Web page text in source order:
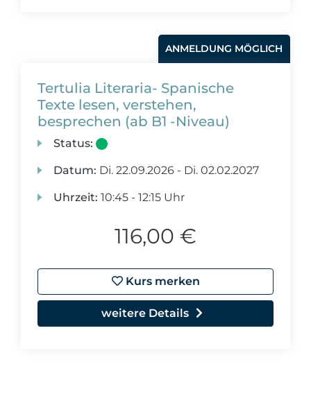
ANMELDUNG MÖGLICH
Tertulia Literaria- Spanische
Texte lesen, verstehen,
besprechen (ab B1 -Niveau)
Status:
Datum: Di. 22.09.2026 - Di. 02.02.2027
Uhrzeit: 10:45 - 12:15 Uhr
116,00 €
Kurs merken
weitere Details